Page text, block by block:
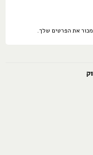
את הפרטים שלך.